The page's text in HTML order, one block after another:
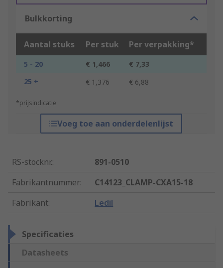
Bulkkorting
Aantal stuks Per stuk Per verpakking*
5 - 20 € 1,466
€ 7,33
25 +
€ 1,376 € 6,88
*prijsindicatie
Voeg toe aan onderdelenlijst
RS-stocknr.:
891-0510
Fabrikantnummer:
C14123_CLAMP-CXA15-18
Fabrikant: Ledil
Specificaties
Datasheets